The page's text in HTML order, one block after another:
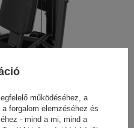
működéséhez, a
forgalom elemzéséhez és
- mind a mi, mind a